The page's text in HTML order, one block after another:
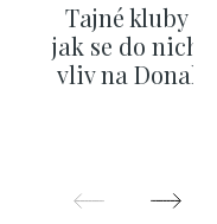
Tajné kluby
jak se do nich
vliv na